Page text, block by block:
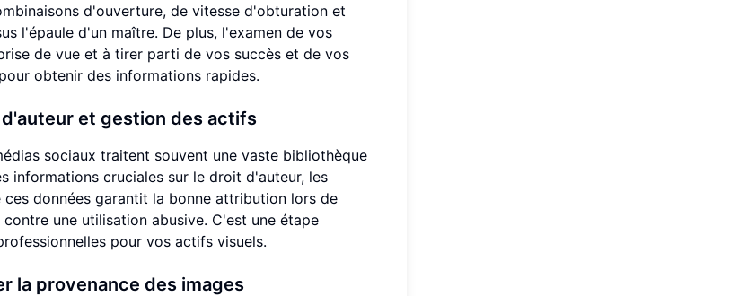
d'ouverture, de vitesse d'obturation et
l'épaule d'un maître. De plus, l'examen de vos
de vue et à tirer parti de vos succès et de vos
obtenir des informations rapides.
et gestion des actifs
sociaux traitent souvent une vaste bibliothèque
informations cruciales sur le droit d'auteur, les
données garantit la bonne attribution lors de
une utilisation abusive. C'est une étape
pour vos actifs visuels.
la provenance des images